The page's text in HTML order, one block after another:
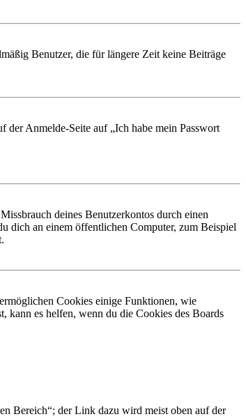
Benutzer, die für längere Zeit keine Beiträge
Anmelde-Seite auf „Ich habe mein Passwort
deines Benutzerkontos durch einen
dich an einem öffentlichen Computer, zum Beispiel
Cookies einige Funktionen, wie
kann es helfen, wenn du die Cookies des Boards
Bereich“; der Link dazu wird meist oben auf der